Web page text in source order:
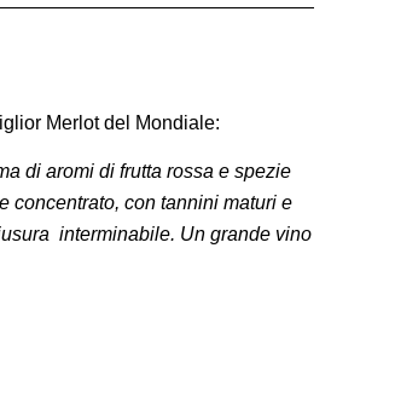
Merlot del Mondiale:
di aromi di frutta rossa e spezie
concentrato, con tannini maturi e
interminabile. Un grande vino